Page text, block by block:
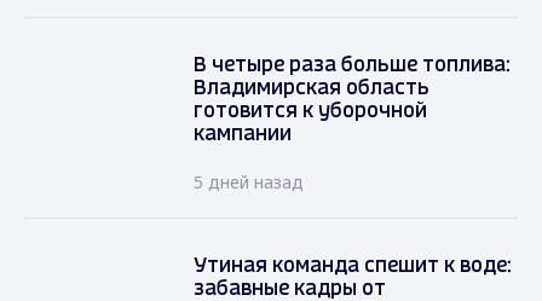
В четыре раза больше топлива:
Владимирская область
готовится к уборочной
кампании
5 дней назад
Утиная команда спешит к воде:
забавные кадры от